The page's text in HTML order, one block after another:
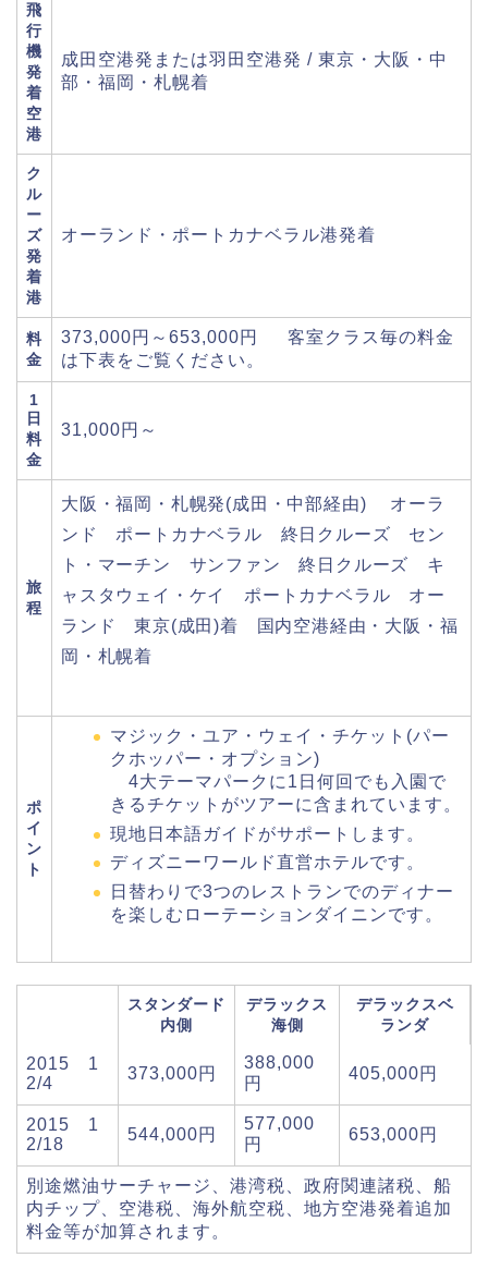
飛
行
機
発
着
空
港
成田空港発または羽田空港発 / 東京・大阪・中
部・福岡・札幌着
ク
ル
ー
ズ
発
着
港
オーランド・ポートカナベラル港発着
料
金
373,000円～653,000円 客室クラス毎の料金
は下表をご覧ください。
1
日
料
金
31,000円～
旅
程
大阪・福岡・札幌発(成田・中部経由) オーラ
ンド ポートカナベラル 終日クルーズ セン
ト・マーチン サンファン 終日クルーズ キ
ャスタウェイ・ケイ ポートカナベラル オー
ランド 東京(成田)着 国内空港経由・大阪・福
岡・札幌着
ポ
イ
ン
ト
マジック・ユア・ウェイ・チケット(パー
クホッパー・オプション)
4大テーマパークに1日何回でも入園で
きるチケットがツアーに含まれています。
現地日本語ガイドがサポートします。
ディズニーワールド直営ホテルです。
日替わりで3つのレストランでのディナー
を楽しむローテーションダイニンです。
スタンダード
内側
デラックス
海側
デラックスベ
ランダ
2015 1
2/4
373,000円
388,000
円
405,000円
2015 1
2/18
544,000円
577,000
円
653,000円
別途燃油サーチャージ、港湾税、政府関連諸税、船
内チップ、空港税、海外航空税、地方空港発着追加
料金等が加算されます。